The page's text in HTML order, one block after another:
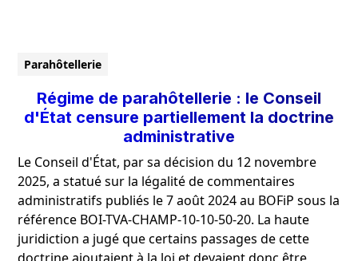
Parahôtellerie
Régime de parahôtellerie : le Conseil
d'État censure partiellement la doctrine
administrative
Le Conseil d'État, par sa décision du 12 novembre
2025, a statué sur la légalité de commentaires
administratifs publiés le 7 août 2024 au BOFiP sous la
référence BOI-TVA-CHAMP-10-10-50-20. La haute
juridiction a jugé que certains passages de cette